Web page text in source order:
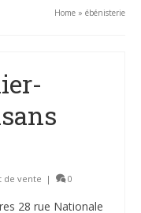
Home » ébénisterie
de vente | 0
28 rue Nationale